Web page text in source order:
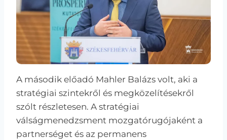
A második előadó Mahler Balázs volt, aki a
stratégiai szintekről és megközelítésekről
szólt részletesen. A stratégiai
válságmenedzsment mozgatórugójaként a
partnerséget és az permanens